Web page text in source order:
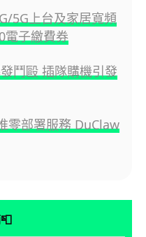
5G上台及家居寬頻
電子繳費券
鬥毆 插隊購機引發
零部署服務 DuClaw
📮